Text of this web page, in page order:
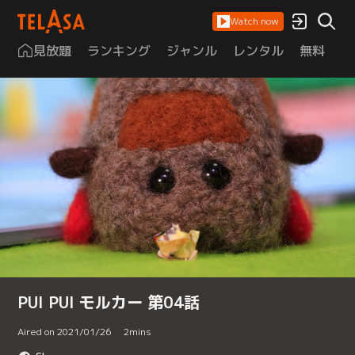
Watch now
見放題 ランキング ジャンル レンタル 無料
PUI PUI モルカー 第04話
Aired on 2021/01/26 2mins